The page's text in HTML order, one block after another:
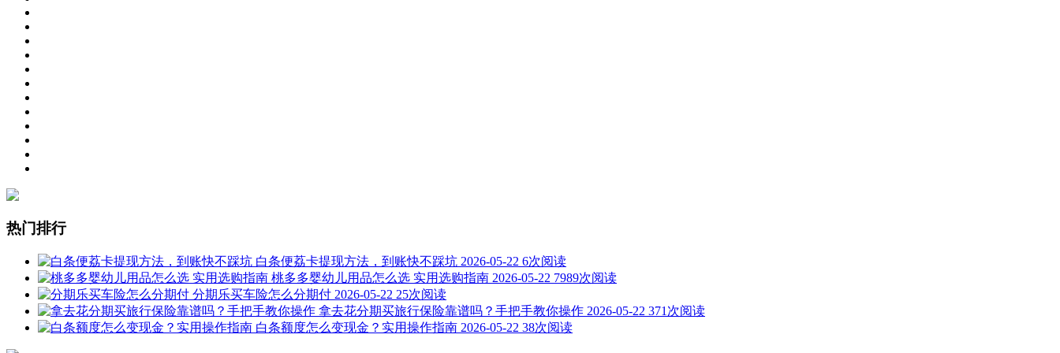
热门排行
白条便荔卡提现方法，到账快不踩坑 2026-05-22 6次阅读
桃多多婴幼儿用品怎么选 实用选购指南 2026-05-22 7989次阅读
分期乐买车险怎么分期付 2026-05-22 25次阅读
拿去花分期买旅行保险靠谱吗？手把手教你操作 2026-05-22 371次阅读
白条额度怎么变现金？实用操作指南 2026-05-22 38次阅读